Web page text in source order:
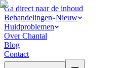
Ga direct naar de inhoud
Behandelingen Nieuw
Huidproblemen
Over Chantal
Blog
Contact